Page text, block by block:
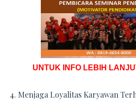
UNTUK INFO LEBIH
4. Menjaga Loyalitas Karyawan